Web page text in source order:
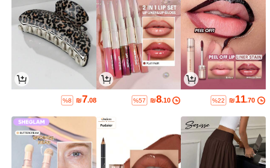
₪11.70
%22
₪8.10
%57
₪7.08
%8